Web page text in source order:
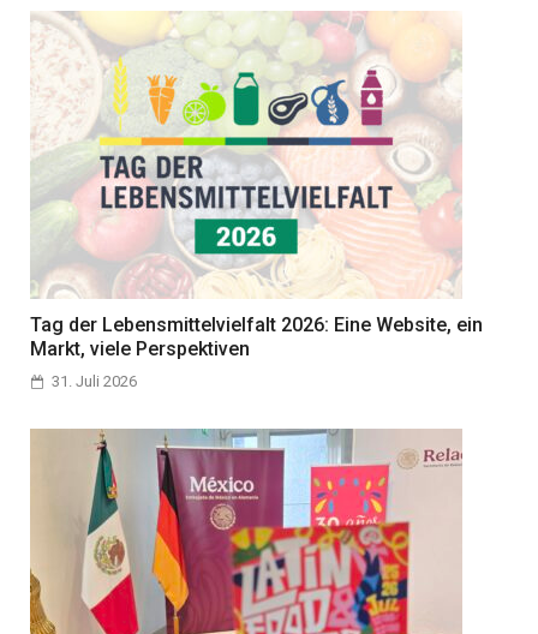
Tag der Lebensmittelvielfalt 2026: Eine Website, ein
Markt, viele Perspektiven
31. Juli 2026